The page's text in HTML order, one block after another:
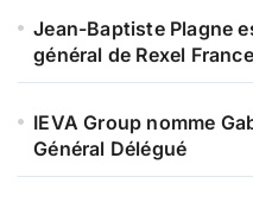
Jean-Baptiste Plagne
général de Rexel France
IEVA Group nomme
Général Délégué